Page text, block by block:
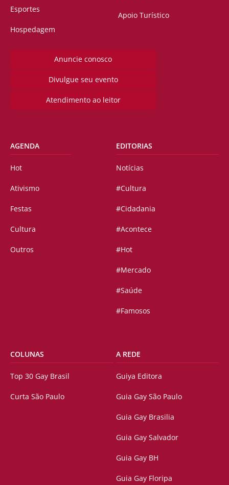
Esportes
Hospedagem
Apoio Turístico
Anuncie conosco
Divulgue seu evento
Atendimento ao leitor
AGENDA
Hot
Ativismo
Festas
Cultura
Outros
EDITORIAS
Notícias
#Cultura
#Cidadania
#Acontece
#Hot
#Mercado
#Saúde
#Famosos
COLUNAS
Top 30 Gay Brasil
Curta São Paulo
A REDE
Guiya Editora
Guia Gay São Paulo
Guia Gay Brasilia
Guia Gay Salvador
Guia Gay BH
Guia Gay Floripa